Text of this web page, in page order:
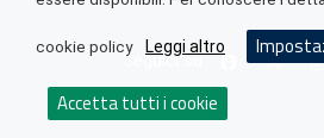
Seguici su
cookie policy Leggi altro
Accetta tutti i cookie